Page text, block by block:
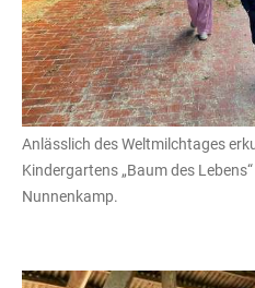
Anlässlich des Weltmilchtages
Kindergartens „Baum des
Nunnenkamp.